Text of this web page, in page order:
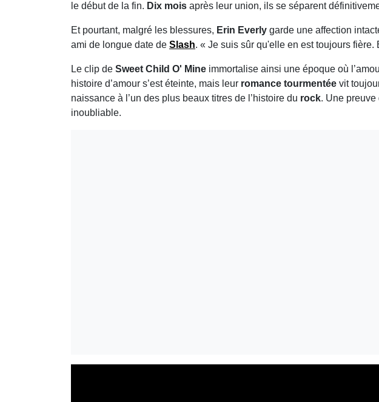
le début de la fin. Dix mois après leur union, ils se séparent
Et pourtant, malgré les blessures, Erin Everly garde une affection
ami de longue date de Slash. « Je suis sûr qu'elle en est toujours
Le clip de Sweet Child O' Mine immortalise ainsi une époque où
histoire d’amour s’est éteinte, mais leur romance tourmentée vit
naissance à l’un des plus beaux titres de l’histoire du rock. Une
inoubliable.